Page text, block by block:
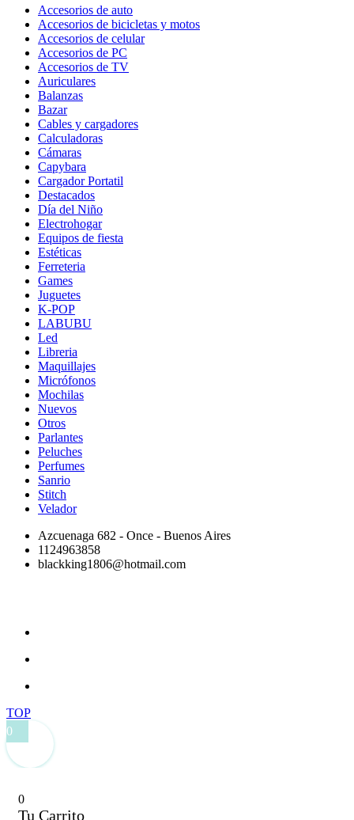
cantidad
Accesorios de auto
Accesorios de bicicletas y motos
Accesorios de celular
Accesorios de PC
Accesorios de TV
Auriculares
Balanzas
Bazar
Cables y cargadores
Calculadoras
Cámaras
Capybara
Cargador Portatil
Destacados
Día del Niño
Electrohogar
Equipos de fiesta
Estéticas
Ferreteria
Games
Juguetes
K-POP
LABUBU
Led
Libreria
Maquillajes
Micrófonos
Mochilas
Nuevos
Otros
Parlantes
Peluches
Perfumes
Sanrio
Stitch
Velador
Azcuenaga 682 - Once - Buenos Aires
1124963858
blackking1806@hotmail.com
TOP
0
0
Tu Carrito